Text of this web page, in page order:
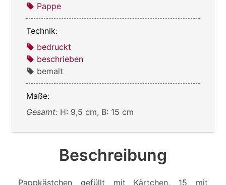
Pappe
Technik:
bedruckt
beschrieben
bemalt
Maße:
Gesamt: H: 9,5 cm, B: 15 cm
Beschreibung
Pappkästchen gefüllt mit Kärtchen, 15 mit